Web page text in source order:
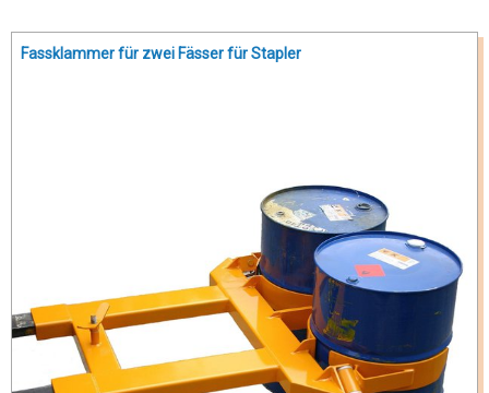
Fassklammer für zwei Fässer für Stapler